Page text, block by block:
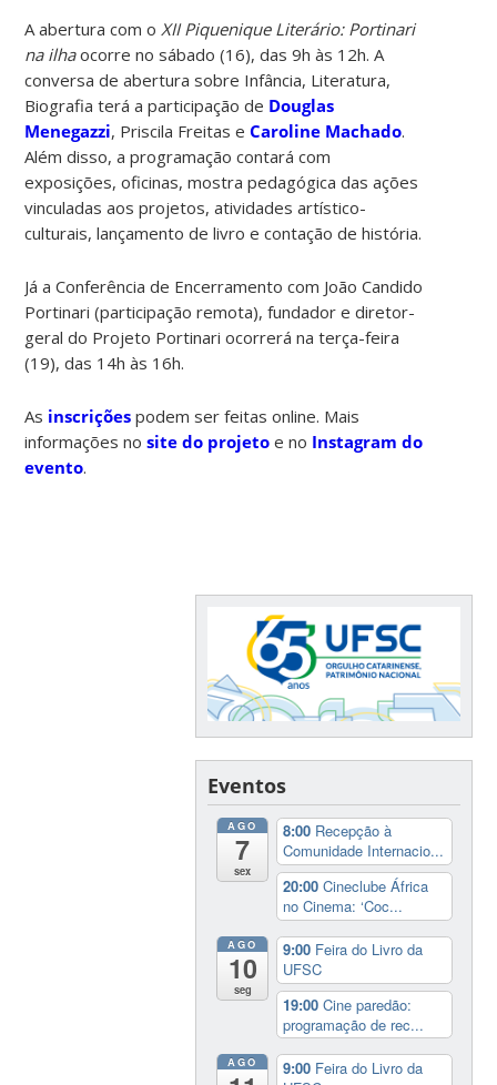
A abertura com oXII Piquenique Literário: Portinari
na ilhaocorre no sábado (16), das 9h às 12h. A
conversa de abertura sobre Infância, Literatura,
Biografia terá a participação de Douglas
Menegazzi, Priscila Freitas eCaroline Machado.
Além disso, a programação contará com
exposições, oficinas, mostra pedagógica das ações
vinculadas aos projetos, atividades artístico-
culturais, lançamento de livro e contação de história.
Já a Conferência de Encerramento com João Candido
Portinari (participação remota), fundador e diretor-
geral do Projeto Portinari ocorrerá na terça-feira
(19), das 14h às 16h.
As inscrições podem ser feitas online. Mais
informações no site do projeto e no Instagram do
evento.
Eventos
AGO
7
sex
8:00 Recepção à
Comunidade Internacio...
20:00Cineclube África
no Cinema: ‘Coc...
AGO
10
seg
9:00 Feira do Livro da
UFSC
19:00Cine paredão:
programação de rec...
AGO 9:00 Feira do Livro da